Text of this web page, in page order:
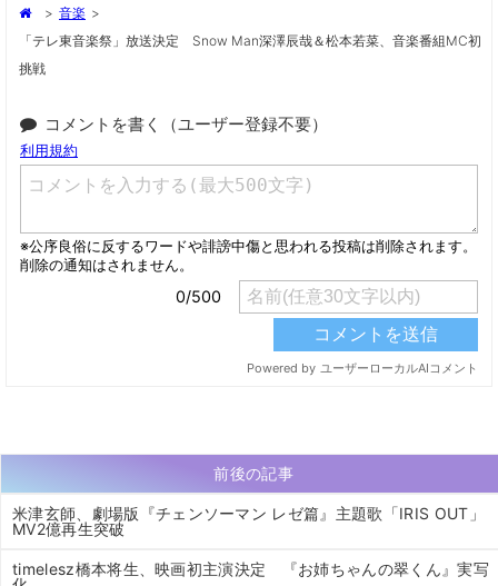
> 音楽 >
「テレ東音楽祭」放送決定 Snow Man深澤辰哉＆松本若菜、音楽番組MC初
挑戦
コメントを書く（ユーザー登録不要）
前後の記事
米津玄師、劇場版『チェンソーマン レゼ篇』主題歌「IRIS OUT」
MV2億再生突破
timelesz橋本将生、映画初主演決定 『お姉ちゃんの翠くん』実写